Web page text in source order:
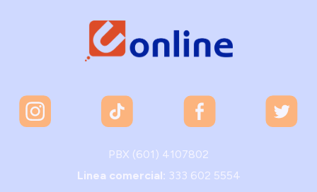
PBX (601) 4107802
Linea comercial: 333 602 5554